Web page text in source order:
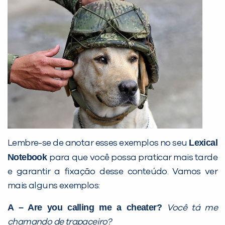
Lembre-se de anotar esses exemplos no seu Lexical
Notebook para que você possa praticar mais tarde
e garantir a fixação desse conteúdo. Vamos ver
mais alguns exemplos:
A – Are you calling me a cheater?
Você tá me
chamando de trapaceiro?